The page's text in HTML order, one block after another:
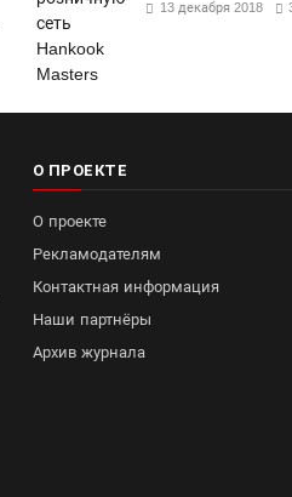
13 декабря 2018
О ПРОЕКТЕ
О проекте
Рекламодателям
Контактная информация
Наши партнёры
Архив журнала